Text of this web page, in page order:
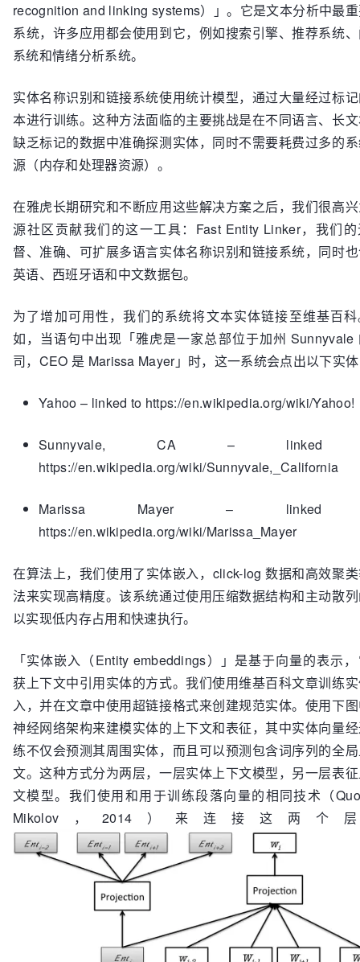
recognition and linking systems）」。它是文本分析中最
系统，许多应用都会使用到它，例如搜索引擎、推荐系统
系统和情绪分析系统。
实体名称识别和链接系统使用统计模型，通过大量经过标
本进行训练。这种方法面临的主要挑战是在不同语言、长
缺乏标记的数据中准确探测实体，同时不需要耗费过多的
源（内存和处理器资源）。
在雅虎长期研究和不断应用这些解决方案之后，我们很高
源社区贡献我们的这一工具：Fast Entity Linker，我们
督、准确、可扩展多语言实体名称识别和链接系统，同时
英语、西班牙语和中文数据包。
为了增加可用性，我们的系统将文本实体链接至维基百
如，当语句中出现「雅虎是一家总部位于加州 Sunnyvale
司，CEO 是 Marissa Mayer」时，这一系统会点出以下实
Yahoo – linked to https://en.wikipedia.org/wiki/Yahoo!
Sunnyvale, CA – linked
https://en.wikipedia.org/wiki/Sunnyvale,_California
Marissa Mayer – linked
https://en.wikipedia.org/wiki/Marissa_Mayer
在算法上，我们使用了实体嵌入，click-log 数据和高效聚
法来实现高精度。该系统通过使用压缩数据结构和主动散
以实现低内存占用和快速执行。
「实体嵌入（Entity embeddings）」是基于向量的表示
获上下文中引用实体的方式。我们使用维基百科文章训练
入，并在文章中使用超链接格式来创建规范实体。使用下
神经网络架构来建模实体的上下文和表征，其中实体向量
练不仅会预测其周围实体，而且可以预测包含词序列的全
文。这种方式分为两层，一层实体上下文模型，另一层表
文模型。我们使用和用于训练段落向量的相同技术（
Mikolov，2014）来连接这两个